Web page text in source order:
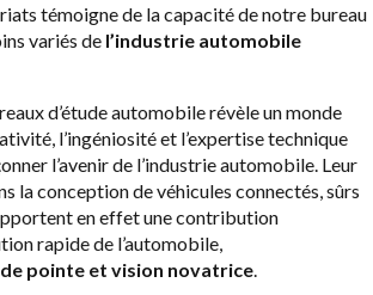
témoigne de la capacité de notre bureau
variés de l’industrie automobile
d’étude automobile révèle un monde
l’ingéniosité et l’expertise technique
l’avenir de l’industrie automobile. Leur
la conception de véhicules connectés, sûrs
en effet une contribution
rapide de l’automobile,
pointe et vision novatrice